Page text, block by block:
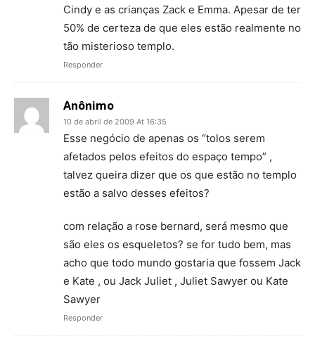
Cindy e as crianças Zack e Emma. Apesar de ter
50% de certeza de que eles estão realmente no
tão misterioso templo.
Responder
Anônimo
10 de abril de 2009 At 16:35
Esse negócio de apenas os “tolos serem
afetados pelos efeitos do espaço tempo” ,
talvez queira dizer que os que estão no templo
estão a salvo desses efeitos?
com relação a rose bernard, será mesmo que
são eles os esqueletos? se for tudo bem, mas
acho que todo mundo gostaria que fossem Jack
e Kate , ou Jack Juliet , Juliet Sawyer ou Kate
Sawyer
Responder